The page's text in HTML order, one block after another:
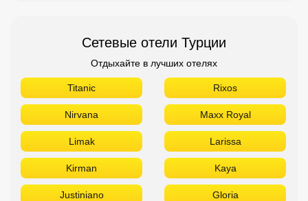
Сетевые отели Турции
Отдыхайте в лучших отелях
Titanic Rixos
Nirvana Maxx Royal
Limak Larissa
Kirman Kaya
Justiniano Gloria